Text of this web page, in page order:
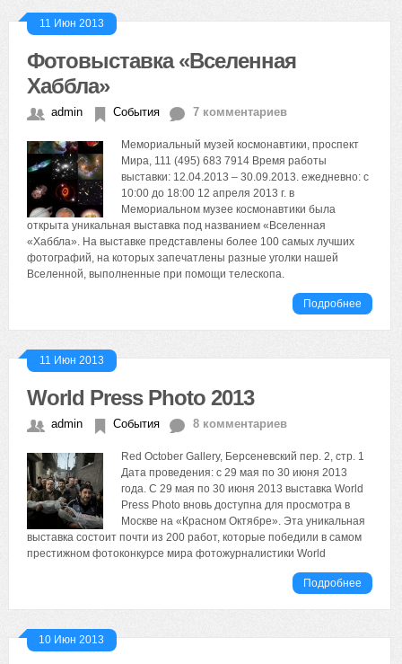
11 Июн 2013
Фотовыставка «Вселенная
Хаббла»
admin События 7 комментариев
Мемориальный музей космонавтики, проспект
Мира, 111 (495) 683 7914 Время работы
выставки: 12.04.2013 – 30.09.2013. ежедневно: с
10:00 до 18:00 12 апреля 2013 г. в
Мемориальном музее космонавтики была
открыта уникальная выставка под названием «Вселенная
«Хаббла». На выставке представлены более 100 самых лучших
фотографий, на которых запечатлены разные уголки нашей
Вселенной, выполненные при помощи телескопа.
Подробнее
11 Июн 2013
World Press Photo 2013
admin События 8 комментариев
Red October Gallery, Берсеневский пер. 2, стр. 1
Дата проведения: с 29 мая по 30 июня 2013
года. С 29 мая по 30 июня 2013 выставка World
Press Photo вновь доступна для просмотра в
Москве на «Красном Октябре». Эта уникальная
выставка состоит почти из 200 работ, которые победили в самом
престижном фотоконкурсе мира фотожурналистики World
Подробнее
10 Июн 2013